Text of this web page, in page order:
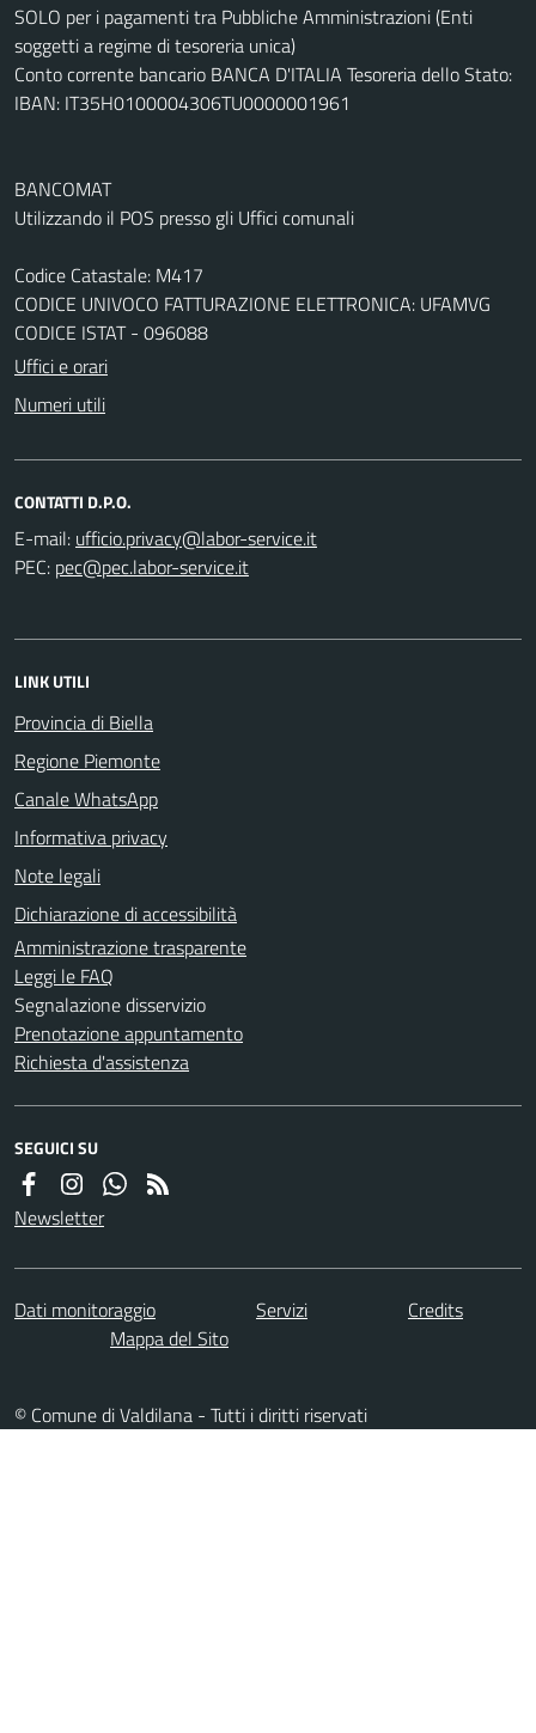
SOLO per i pagamenti tra Pubbliche Amministrazioni (Enti
soggetti a regime di tesoreria unica)
Conto corrente bancario BANCA D'ITALIA Tesoreria dello Stato:
IBAN: IT35H0100004306TU0000001961
BANCOMAT
Utilizzando il POS presso gli Uffici comunali
Codice Catastale: M417
CODICE UNIVOCO FATTURAZIONE ELETTRONICA: UFAMVG
CODICE ISTAT - 096088
Uffici e orari
Numeri utili
CONTATTI D.P.O.
E-mail:
PEC:
LINK UTILI
Provincia di Biella
Regione Piemonte
Canale WhatsApp
Informativa privacy
Note legali
Dichiarazione di accessibilità
Amministrazione trasparente
Leggi le FAQ
Segnalazione disservizio
Prenotazione appuntamento
Richiesta d'assistenza
SEGUICI SU
Newsletter
Dati monitoraggio Servizi
Credits
Mappa del Sito
© Comune di Valdilana - Tutti i diritti riservati